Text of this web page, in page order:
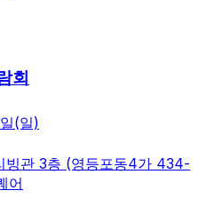
회
(일)
빙관 3층 (영등포동4가 434-
어